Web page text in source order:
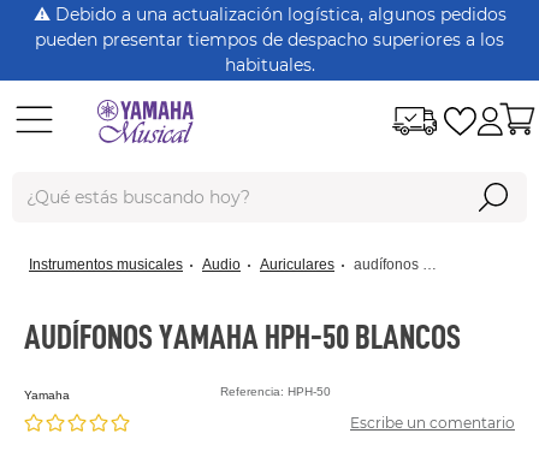
⚠️ Debido a una actualización logística, algunos pedidos
pueden presentar tiempos de despacho superiores a los
habituales.
dt125
rx115
xtz150
instrumentos musicales audio auriculares audífonos yamaha hph-50 blancos
AUDÍFONOS YAMAHA HPH-50 BLANCOS
yamaha Referencia:HPH-50
Escribe un comentario